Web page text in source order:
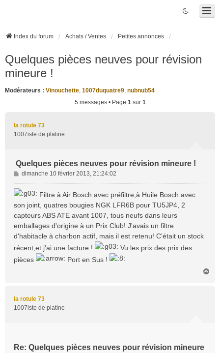
Index du forum Achats / Ventes Petites annonces
Quelques pièces neuves pour révision
mineure !
Modérateurs : Vinouchette, 1007duquatre9, nubnub54
5 messages • Page 1sur 1
la rotule 73
1007iste de platine
Quelques pièces neuves pour révision mineure !
M
e
s
a
g
e
dimanche 10 février 2013, 21:24:02
Filtre à Air Bosch avec préfiltre,à Huile Bosch avec
son joint, quatres bougies NGK LFR6B pour TU5JP4, 2
capteurs ABS ATE avant 1007, tous neufs dans leurs
emballages d'origine à un Prix Club! J'avais un filtre
d'habitacle à charbon actif, mais il est retenu! C'était un stock
récent,et j'ai une facture !
Vu les prix des prix des
pièces
Port en Sus !
la rotule 73
1007iste de platine
Re: Quelques pièces neuves pour révision mineure